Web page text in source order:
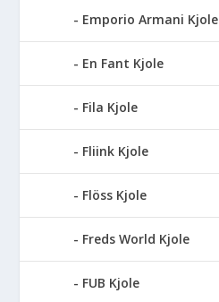
Emporio Armani Kjole
En Fant Kjole
Fila Kjole
Fliink Kjole
Flöss Kjole
Freds World Kjole
FUB Kjole